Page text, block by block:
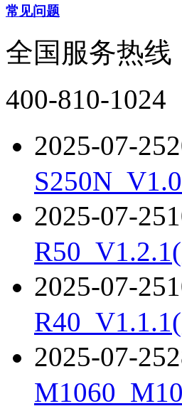
常见问题
全国服务热线
400-810-1024
2025-07-25
2025-07-25
2025-07-25
2025-07-25